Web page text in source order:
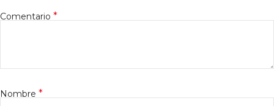
Comentario *
Nombre *